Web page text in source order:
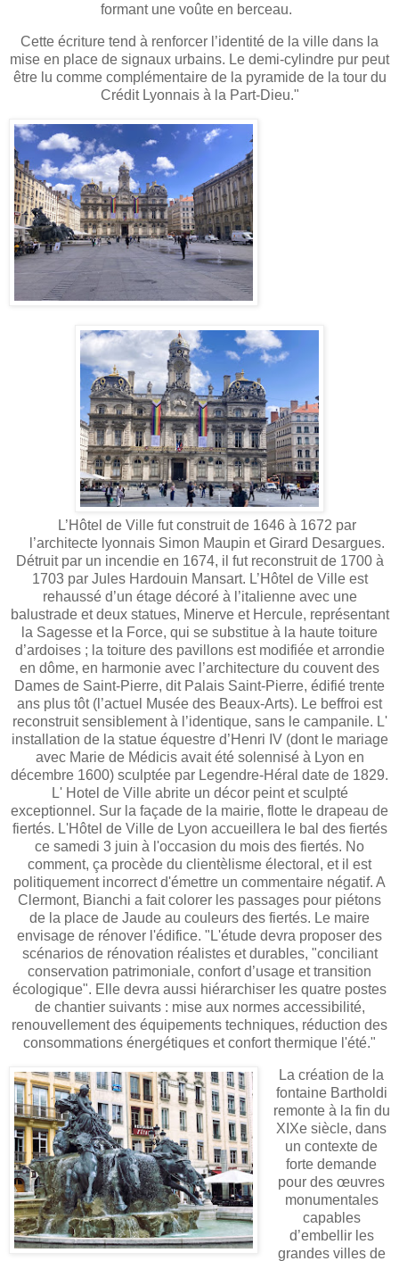
formant une voûte en berceau.
Cette écriture tend à renforcer l’identité de la ville dans la
mise en place de signaux urbains. Le demi-cylindre pur peut
être lu comme complémentaire de la pyramide de la tour du
Crédit Lyonnais à la Part-Dieu."
L’Hôtel de Ville fut construit de 1646 à 1672 par
l’architecte lyonnais Simon Maupin et Girard Desargues.
Détruit par un incendie en 1674, il fut reconstruit de 1700 à
1703 par Jules Hardouin Mansart. L’Hôtel de Ville est
rehaussé d’un étage décoré à l’italienne avec une
balustrade et deux statues, Minerve et Hercule, représentant
la Sagesse et la Force, qui se substitue à la haute toiture
d’ardoises ; la toiture des pavillons est modifiée et arrondie
en dôme, en harmonie avec l’architecture du couvent des
Dames de Saint-Pierre, dit Palais Saint-Pierre, édifié trente
ans plus tôt (l’actuel Musée des Beaux-Arts). Le beffroi est
reconstruit sensiblement à l’identique, sans le campanile. L'
installation de la statue équestre d’Henri IV (dont le mariage
avec Marie de Médicis avait été solennisé à Lyon en
décembre 1600) sculptée par Legendre-Héral date de 1829.
L' Hotel de Ville abrite un décor peint et sculpté
exceptionnel. Sur la façade de la mairie, flotte le drapeau de
fiertés. L'Hôtel de Ville de Lyon accueillera le bal des fiertés
ce samedi 3 juin à l'occasion du mois des fiertés. No
comment, ça procède du clientèlisme électoral, et il est
politiquement incorrect d'émettre un commentaire négatif. A
Clermont, Bianchi a fait colorer les passages pour piétons
de la place de Jaude au couleurs des fiertés. Le maire
envisage de rénover l'édifice. "L'étude devra proposer des
scénarios de rénovation réalistes et durables, "conciliant
conservation patrimoniale, confort d’usage et transition
écologique". Elle devra aussi hiérarchiser les quatre postes
de chantier suivants : mise aux normes accessibilité,
renouvellement des équipements techniques, réduction des
consommations énergétiques et confort thermique l'été."
La création de la
fontaine Bartholdi
remonte à la fin du
XIXe siècle, dans
un contexte de
forte demande
pour des œuvres
monumentales
capables
d’embellir les
grandes villes de